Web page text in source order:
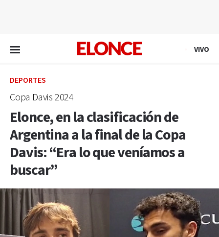
VIVO
DEPORTES
Copa Davis 2024
Elonce, en la clasificación de
Argentina a la final de la Copa
Davis: “Era lo que veníamos a
buscar”